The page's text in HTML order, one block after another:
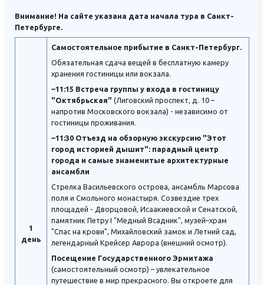
Внимание! На сайте указана дата начала тура в Санкт-
Петербурге.
1
день
Самостоятельное прибытие в Санкт-Петербург.
Обязательная сдача вещей в бесплатную камеру
хранения гостиницы или вокзала.
~11:15 Встреча группы у входа в гостиницу
"Октябрьская" (Лиговский проспект, д. 10 –
напротив Московского вокзала) - независимо от
гостиницы проживания.
~11:30 Отъезд на обзорную экскурсию "Этот
город историей дышит": парадный центр
города и самые знаменитые архитектурные
ансамбли
Стрелка Васильевского острова, ансамбль Марсова
поля и Смольного монастыря. Созвездие трех
площадей - Дворцовой, Исаакиевской и Сенатской,
памятник Петру I "Медный Всадник", музей–храм
"Спас на крови", Михайловский замок и Летний сад,
легендарный Крейсер Аврора (внешний осмотр).
Посещение Государственного Эрмитажа
(самостоятельный осмотр) – увлекательное
путешествие в мир прекрасного. Вы откроете для